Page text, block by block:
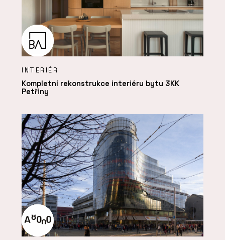
INTERIÉR
Kompletní rekonstrukce interiéru bytu 3KK
Petřiny